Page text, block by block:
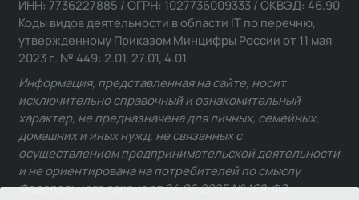
ИНН: 7736227885 / ОГРН: 1027736009333 / ОКВЭД: 46.90
Коды видов деятельности в области IT по перечню,
утвержденному Приказом Минцифры России от 11 мая
2023 г. № 449: 2.01, 27.01, 4.01
Информация, представленная на сайте, носит
исключительно справочный и ознакомительный
характер, не предназначена для личных, семейных,
домашних и иных нужд, не связанных с
осуществлением предпринимательской деятельности
и не ориентирована на потребителей по смыслу
Федерального закона от 24.06.2025 № 168-ФЗ.